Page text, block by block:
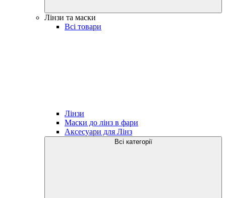
Лінзи та маски
Всі товари
Лінзи
Маски до лінз в фари
Аксесуари для Лінз
Всі категорії